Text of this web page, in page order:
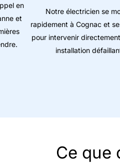
en
et
Notre électricien se
rapidement à Cognac et
pour intervenir
installation
Ce que